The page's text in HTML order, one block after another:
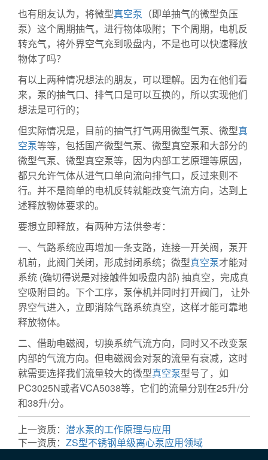
也有朋友认为，将微型真空泵 （即单抽气的微型负压
泵）这个周期抽气，进行物体吸附；下个周期，电机反
转充气，将外界空气充到吸盘内，不是也可以快速释放
物体了吗？
有以上两种情况想法的朋友，可以理解。因为在他们看
来，泵的抽气口、排气口是可以互换的，所以实现他们
想法是可行的；
但实际情况是，目前的抽气打气两用微型气泵、微型真
空泵等等，包括国产微型气泵、微型真空泵和大部分的
微型气泵、微型真空泵等，因为内部工艺原理等原因，
都只允许气体从进气口单向流向排气口，反过来则不
行。并不是简单的电机反转就能改变气流方向，达到上
述释放物体要求的。
要想立即释放，有两种方法供参考：
一、气路系统应再增加一条支路，连接一开关阀，泵开
机前，此阀门关闭，形成封闭系统；微型真空泵才能对
系统 (确切得说是对接触件如吸盘内部) 抽真空，完成真
空吸附目的。下个工序，泵停机并同时打开阀门， 让外
界空气进入，立即消除气路系统真空，这样才能可靠地
释放物体。
二、借助电磁阀，切换系统气流方向，同时又不改变泵
内部的气流方向。但电磁阀会对泵的流量有衰减，这时
就需要选择我们流量较大的微型真空泵型号了，如
PC3025N或者VCA5038等，它们的流量分别在25升/分
和38升/分。
上一资质： 潜水泵的工作原理与应用
下一资质： ZS型不锈钢单级离心泵应用领域